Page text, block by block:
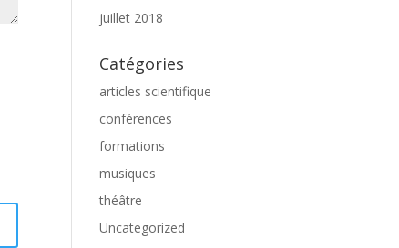
juillet 2018
Catégories
articles scientifique
conférences
formations
musiques
théâtre
Uncategorized